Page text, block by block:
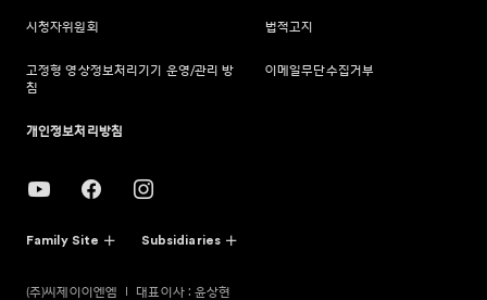
시청자위원회 법적고지
고정형 영상정보처리기기 운영/관리 방
침
이메일무단수집거부
개인정보처리방침
Family Site Subsidiaries
(주)씨제이이엔엠 대표이사 : 윤상현